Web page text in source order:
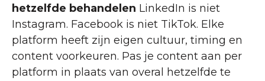
hetzelfde behandelen LinkedIn is niet
Instagram. Facebook is niet TikTok. Elke
platform heeft zijn eigen cultuur, timing en
content voorkeuren. Pas je content aan per
platform in plaats van overal hetzelfde te